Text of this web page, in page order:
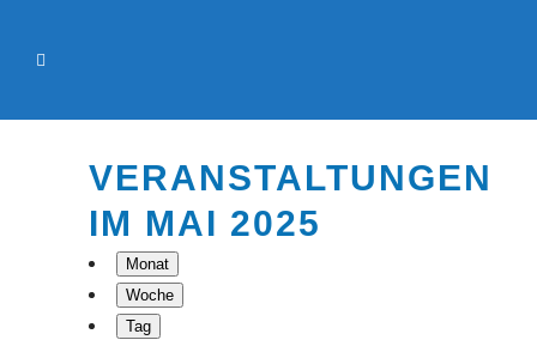
VERANSTALTUNGEN
IM MAI 2025
Monat
Woche
Tag